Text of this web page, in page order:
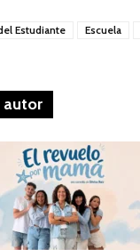
Estudiante Escuela
autor